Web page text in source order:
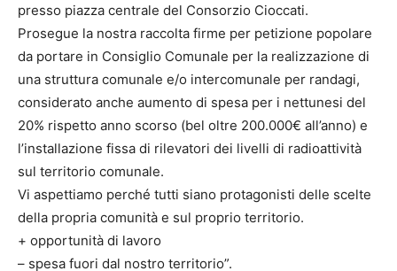
presso piazza centrale del Consorzio Cioccati.
Prosegue la nostra raccolta firme per petizione popolare
da portare in Consiglio Comunale per la realizzazione di
una struttura comunale e/o intercomunale per randagi,
considerato anche aumento di spesa per i nettunesi del
20% rispetto anno scorso (bel oltre 200.000€ all’anno) e
l’installazione fissa di rilevatori dei livelli di radioattività
sul territorio comunale.
Vi aspettiamo perché tutti siano protagonisti delle scelte
della propria comunità e sul proprio territorio.
+ opportunità di lavoro
– spesa fuori dal nostro territorio”.